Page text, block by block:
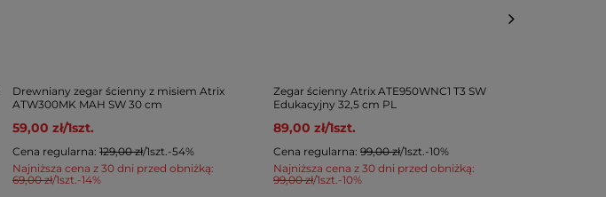
Drewniany zegar ścienny z misiem Atrix
ATW300MK MAH SW 30 cm
59,00 zł/1szt.
Najniższa cena z 30 dni przed obniżką:
69,00 zł/1szt.-14%
Cena regularna: 129,00 zł/1szt.-54%
Zegar ścienny Atrix ATE950WNC1 T3 SW
Edukacyjny 32,5 cm PL
89,00 zł/1szt.
Najniższa cena z 30 dni przed obniżką:
99,00 zł/1szt.-10%
Cena regularna: 99,00 zł/1szt.-10%